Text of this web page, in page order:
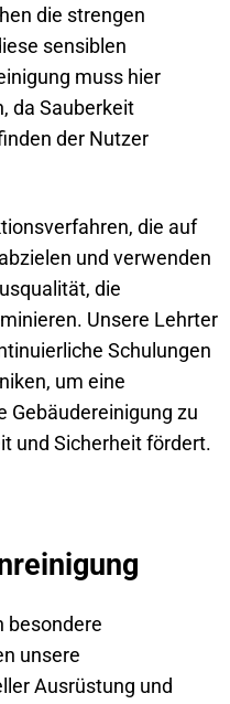
die strengen
sensiblen
muss hier
da Sauberkeit
der Nutzer
die auf
und verwenden
die
Unsere Lehrter
Schulungen
um eine
Gebäudereinigung zu
und Sicherheit fördert.
besondere
unsere
Ausrüstung und